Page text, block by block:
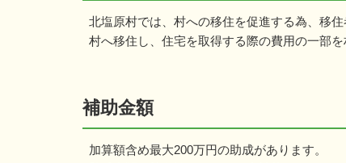
北塩原村では、村への移住を促進する為、移
村へ移住し、住宅を取得する際の費用の一部を
補助金額
加算額含め最大200万円の助成があります。